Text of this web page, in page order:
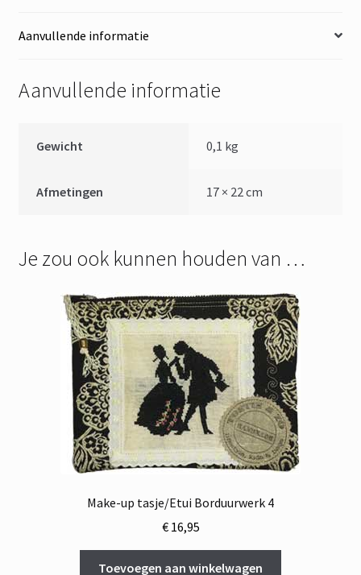
Aanvullende informatie
Aanvullende informatie
Gewicht 0,1 kg
Afmetingen 17 × 22 cm
Je zou ook kunnen houden van …
Make-up tasje/Etui Borduurwerk 4
€16,95
Toevoegen aan winkelwagen